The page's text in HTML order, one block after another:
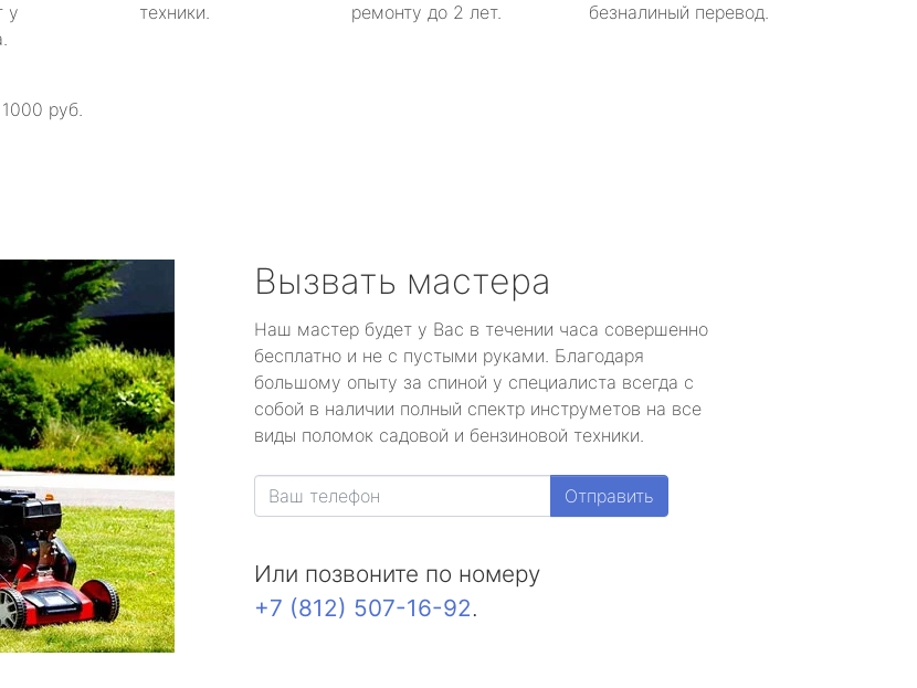
у
техники.
ремонту до 2 лет.
безналиный перевод.
руб.
Вызвать мастера
Наш мастер будет у Вас в течении часа совершенно
бесплатно и не с пустыми руками. Благодаря
большому опыту за спиной у специалиста всегда с
собой в наличии полный спектр инструметов на все
виды поломок садовой и бензиновой техники.
Отправить
Или позвоните по номеру
+7 (812) 507-16-92.